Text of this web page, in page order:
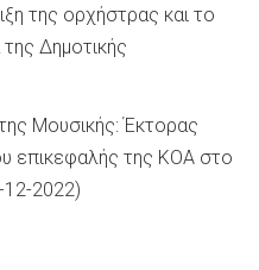
της ορχήστρας και το
Δημοτικής
Μουσικής: Έκτορας
επικεφαλής της ΚΟΑ στο
2022)